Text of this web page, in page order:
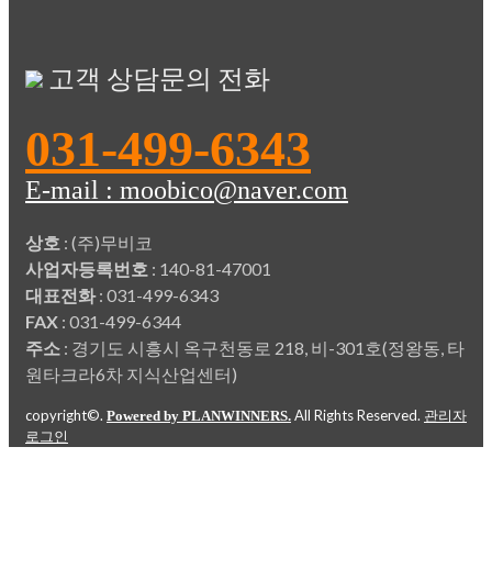
고객 상담문의 전화
031-499-6343
E-mail : moobico@naver.com
상호 : (주)무비코
사업자등록번호 : 140-81-47001
대표전화: 031-499-6343
FAX : 031-499-6344
주소 : 경기도 시흥시 옥구천동로 218, 비-301호(정왕동, 타
원타크라6차 지식산업센터)
copyright©. Powered by PLANWINNERS. All Rights Reserved. 관리자
로그인